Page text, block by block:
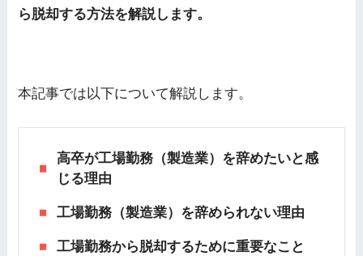
ら脱却する方法を解説します。
本記事では以下について解説します。
高卒が工場勤務（製造業）を辞めたいと感
じる理由
工場勤務（製造業）を辞められない理由
工場勤務から脱却するために重要なこと